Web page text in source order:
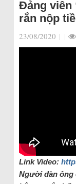
Đảng viên
rắn nộp
23/08/2020 | |
Link Video:
Người đàn ông